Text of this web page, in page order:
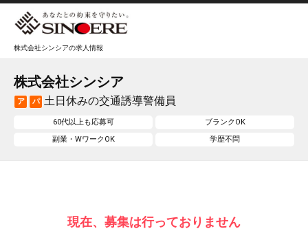
株式会社シンシアの求人情報
株式会社シンシア
ア パ 土日休みの交通誘導警備員
60代以上も応募可
ブランクOK
副業・WワークOK
学歴不問
現在、募集は行っておりません